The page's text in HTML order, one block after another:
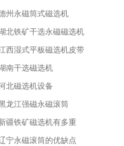
州永磁筒式磁选机
北铁矿干选永磁磁选机
西湿式平板磁选机皮带
南干选磁选机
北磁选机设备
龙江强磁永磁滚筒
疆铁矿磁选机有多重
宁永磁滚筒的优缺点